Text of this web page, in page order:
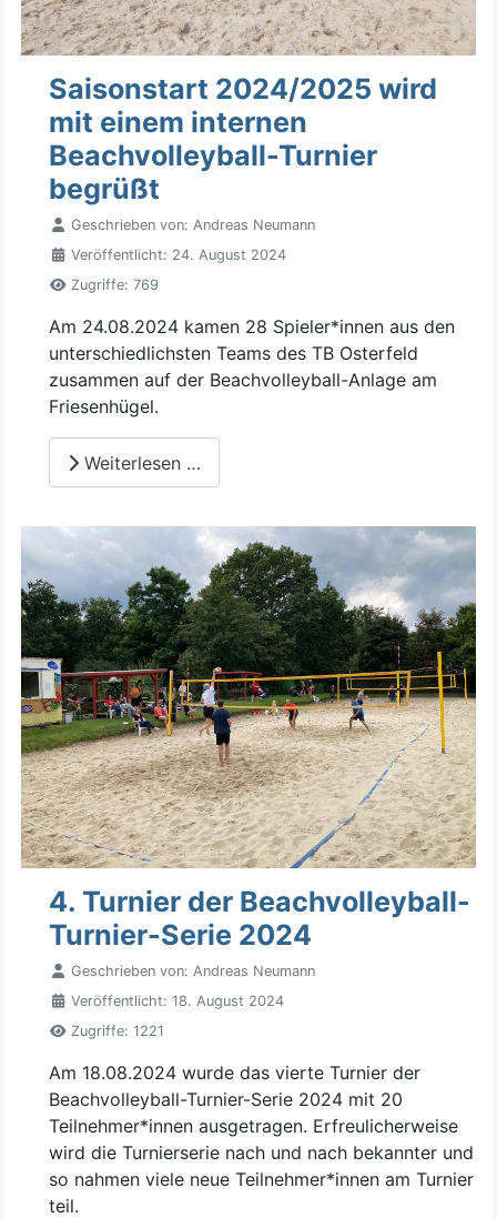
Saisonstart 2024/2025 wird
mit einem internen
Beachvolleyball-Turnier
begrüßt
Geschrieben von: Andreas Neumann
Veröffentlicht: 24. August 2024
Zugriffe: 769
Am 24.08.2024 kamen 28 Spieler*innen aus den
unterschiedlichsten Teams des TB Osterfeld
zusammen auf der Beachvolleyball-Anlage am
Friesenhügel.
Weiterlesen …
4. Turnier der Beachvolleyball-
Turnier-Serie 2024
Geschrieben von: Andreas Neumann
Veröffentlicht: 18. August 2024
Zugriffe: 1221
Am 18.08.2024 wurde das vierte Turnier der
Beachvolleyball-Turnier-Serie 2024 mit 20
Teilnehmer*innen ausgetragen. Erfreulicherweise
wird die Turnierserie nach und nach bekannter und
so nahmen viele neue Teilnehmer*innen am Turnier
teil.